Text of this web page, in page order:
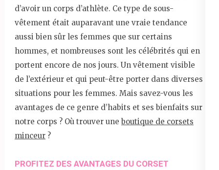
d’avoir un corps d’athlète. Ce type de sous-
vêtement était auparavant une vraie tendance
aussi bien sûr les femmes que sur certains
hommes, et nombreuses sont les célébrités qui en
portent encore de nos jours. Un vêtement visible
de l’extérieur et qui peut-être porter dans diverses
situations pour les femmes. Mais savez-vous les
avantages de ce genre d’habits et ses bienfaits sur
notre corps ? Où trouver uneboutique de corsets
minceur ?
PROFITEZ DES AVANTAGES DU CORSET